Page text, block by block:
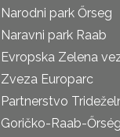
Narodni park Őrseg
Naravni park Raab
Evropska Zelena
Zveza Europarc
Partnerstvo
Goričko-Raab-Őrség